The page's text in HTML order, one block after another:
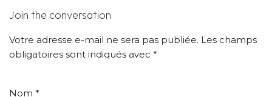
Join the conversation
Votre adresse e-mail ne sera pas publiée. Les champs
obligatoires sont indiqués avec *
Nom *